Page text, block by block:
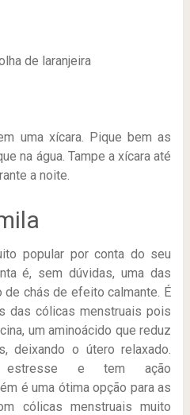
de laranjeira
uma xícara. Pique bem as
na água. Tampe a xícara até
a noite.
popular por conta do seu
é, sem dúvidas, uma das
chás de efeito calmante. É
das cólicas menstruais pois
um aminoácido que reduz
deixando o útero relaxado.
estresse e tem ação
é uma ótima opção para as
cólicas menstruais muito